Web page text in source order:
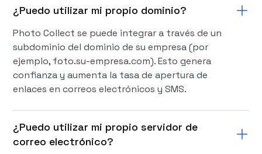
¿Puedo utilizar mi propio dominio?
Photo Collect se puede integrar a través de un
subdominio del dominio de su empresa (por
ejemplo, foto.su-empresa.com). Esto genera
confianza y aumenta la tasa de apertura de
enlaces en correos electrónicos y SMS.
¿Puedo utilizar mi propio servidor de
correo electrónico?